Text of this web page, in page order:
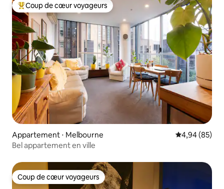
Coups de cœur voyageurs les plus appréciés
Coup de cœur voyageurs
Appartement ⋅ Melbourne Évaluation
4,94 (85)
Bel appartement en ville
Coup de cœur voyageurs
Coup de cœur voyageurs